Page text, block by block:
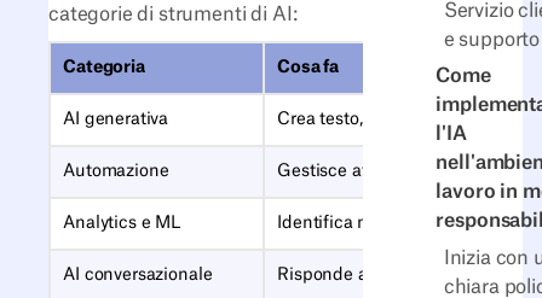
Servizio
e supporto
Come
l'IA
lavoro in
Inizia con
chiara
categorie di strumenti di AI:
Categoria Cosa fa
AI generativa Crea testo, codice, immagini e
Automazione Gestisce attività ripetitive come
Analytics e ML Identifica modelli, prevede
AI conversazionale Risponde a domande e